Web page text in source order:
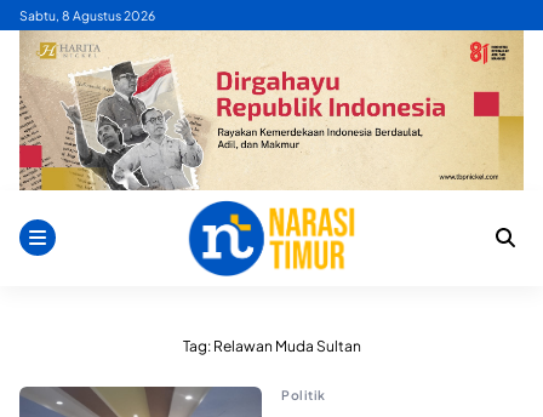
Skip
content
Sabtu, 8 Agustus 2026
Tag: Relawan Muda Sultan
Politik